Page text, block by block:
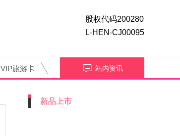
股权代码200280
L-HEN-CJ00095
VIP旅游卡 站内资讯
新品上市